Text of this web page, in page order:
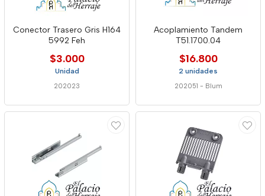
Conector Trasero Gris H164
5992 Feh
$3.000
Unidad
202023
Acoplamiento Tandem
T51.1700.04
$16.800
2 unidades
202051 - Blum